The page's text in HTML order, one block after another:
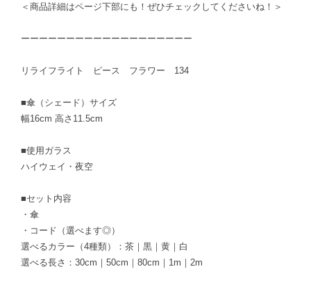
＜商品詳細はページ下部にも！ぜひチェックしてくださいね！＞
ーーーーーーーーーーーーーーーーーーー
リライフライト ピース フラワー 134
■傘（シェード）サイズ
幅16cm 高さ11.5cm
■使用ガラス
ハイウェイ・夜空
■セット内容
・傘
・コード（選べます◎）
選べるカラー（4種類）：茶｜黒｜黄｜白
選べる長さ：30cm｜50cm｜80cm｜1m｜2m